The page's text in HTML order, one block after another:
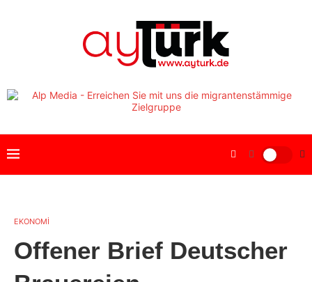
EKONOMİ
Offener Brief Deutscher